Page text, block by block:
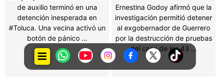
Ernestina Godoy afirmó que la
investigación permitió detener
al exgobernador de Guerrero
por la destrucción de pruebas
del caso de los 43 …
beneficiará a más de 400 mil
habitantes del Oriente del
Estado de México. La
Gobernadora del Estado de
México, …